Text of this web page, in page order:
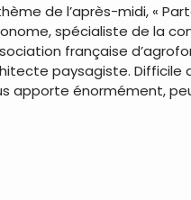
de l’après-midi, «
spécialiste de la
française
paysagiste. Difficile
apporte énormément,